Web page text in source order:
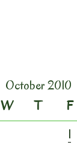
October 2010
W T F
1